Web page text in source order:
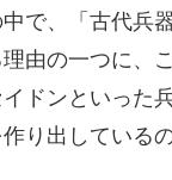
で、「古代兵
由の一つに、
ドンといった
り出している